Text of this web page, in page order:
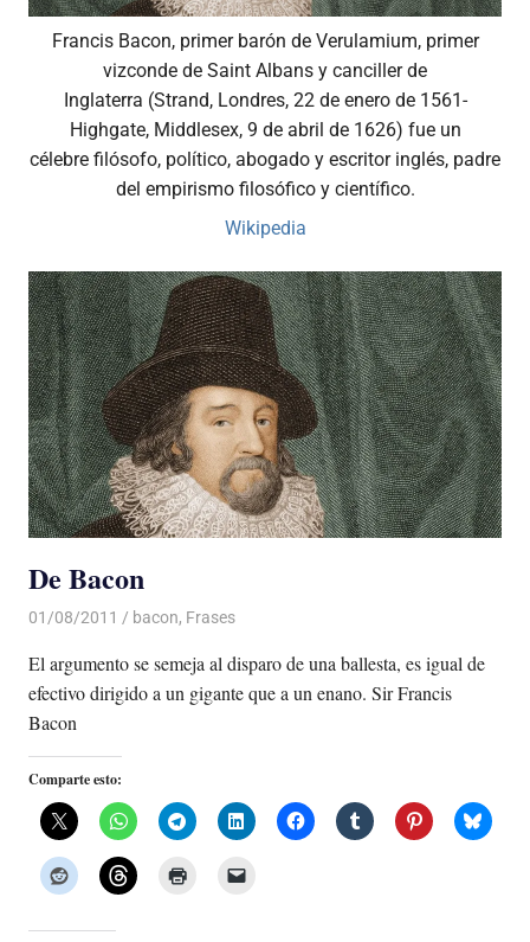
Francis Bacon, primer barón de Verulamium, primer
vizconde de Saint Albans y canciller de
Inglaterra (Strand, Londres, 22 de enero de 1561-
Highgate, Middlesex, 9 de abril de 1626) fue un
célebre filósofo, político, abogado y escritor inglés, padre
del empirismo filosófico y científico.
Wikipedia
De Bacon
01/08/2011 Luis Castellanos
bacon, Frases
El argumento se semeja al disparo de una ballesta, es igual de
efectivo dirigido a un gigante que a un enano. Sir Francis
Bacon
Comparte esto: